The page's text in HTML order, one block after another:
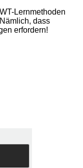
Lernmethoden
dass
erfordern!